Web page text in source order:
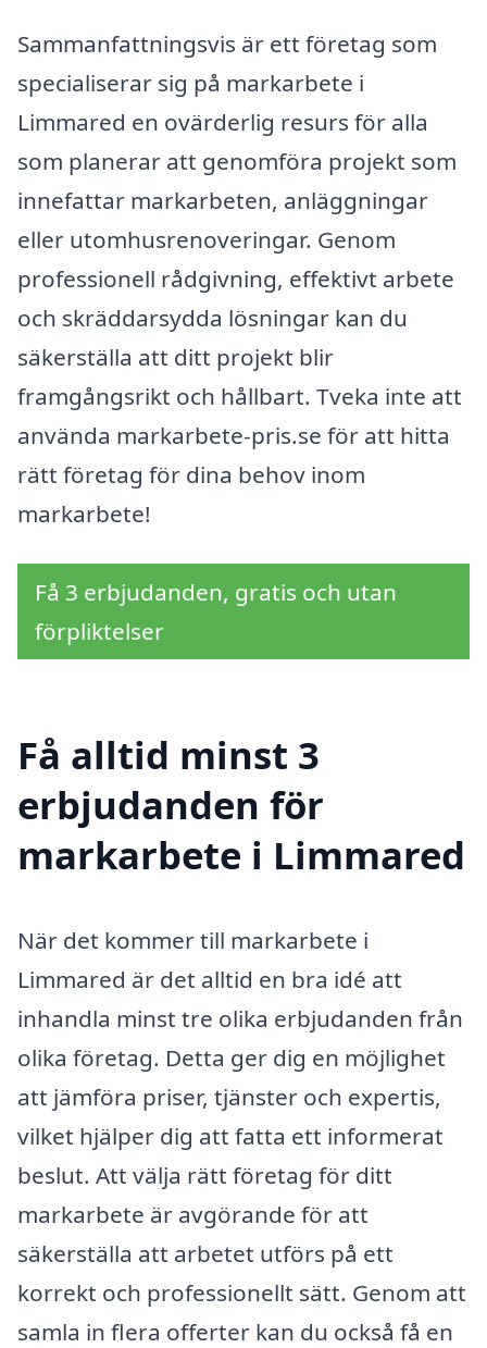
Sammanfattningsvis är ett företag som
specialiserar sig på markarbete i
Limmared en ovärderlig resurs för alla
som planerar att genomföra projekt som
innefattar markarbeten, anläggningar
eller utomhusrenoveringar. Genom
professionell rådgivning, effektivt arbete
och skräddarsydda lösningar kan du
säkerställa att ditt projekt blir
framgångsrikt och hållbart. Tveka inte att
använda markarbete-pris.se för att hitta
rätt företag för dina behov inom
markarbete!
Få 3 erbjudanden, gratis och utan
förpliktelser
Få alltid minst 3
erbjudanden för
markarbete i Limmared
När det kommer till markarbete i
Limmared är det alltid en bra idé att
inhandla minst tre olika erbjudanden från
olika företag. Detta ger dig en möjlighet
att jämföra priser, tjänster och expertis,
vilket hjälper dig att fatta ett informerat
beslut. Att välja rätt företag för ditt
markarbete är avgörande för att
säkerställa att arbetet utförs på ett
korrekt och professionellt sätt. Genom att
samla in flera offerter kan du också få en